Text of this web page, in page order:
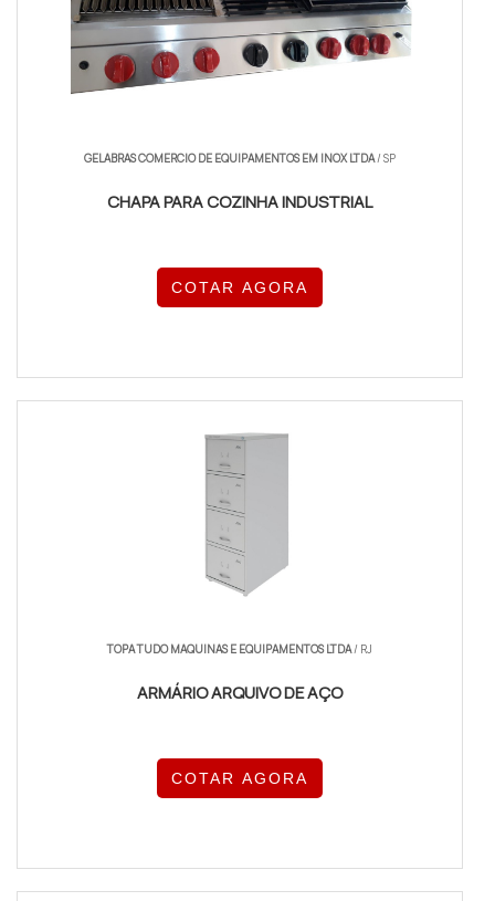
GELABRAS COMERCIO DE EQUIPAMENTOS EM INOX LTDA/ SP
CHAPA PARA COZINHA INDUSTRIAL
COTAR AGORA
TOPA TUDO MAQUINAS E EQUIPAMENTOS LTDA/ RJ
ARMÁRIO ARQUIVO DE AÇO
COTAR AGORA